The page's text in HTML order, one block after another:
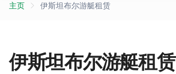
主页 伊斯坦布尔游艇租赁
伊斯坦布尔游艇租赁